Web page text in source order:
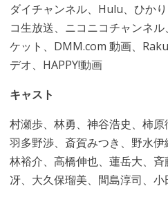
ダイチャンネル、Hulu、ひか
コ生放送、ニコニコチャンネ
ケット、DMM.com 動画、
デオ、HAPPY!動画
キャスト
村瀬歩、林勇、神谷浩史、柿
羽多野渉、斎賀みつき、野水
林裕介、高橋伸也、蓮岳大、
冴、大久保瑠美、間島淳司、